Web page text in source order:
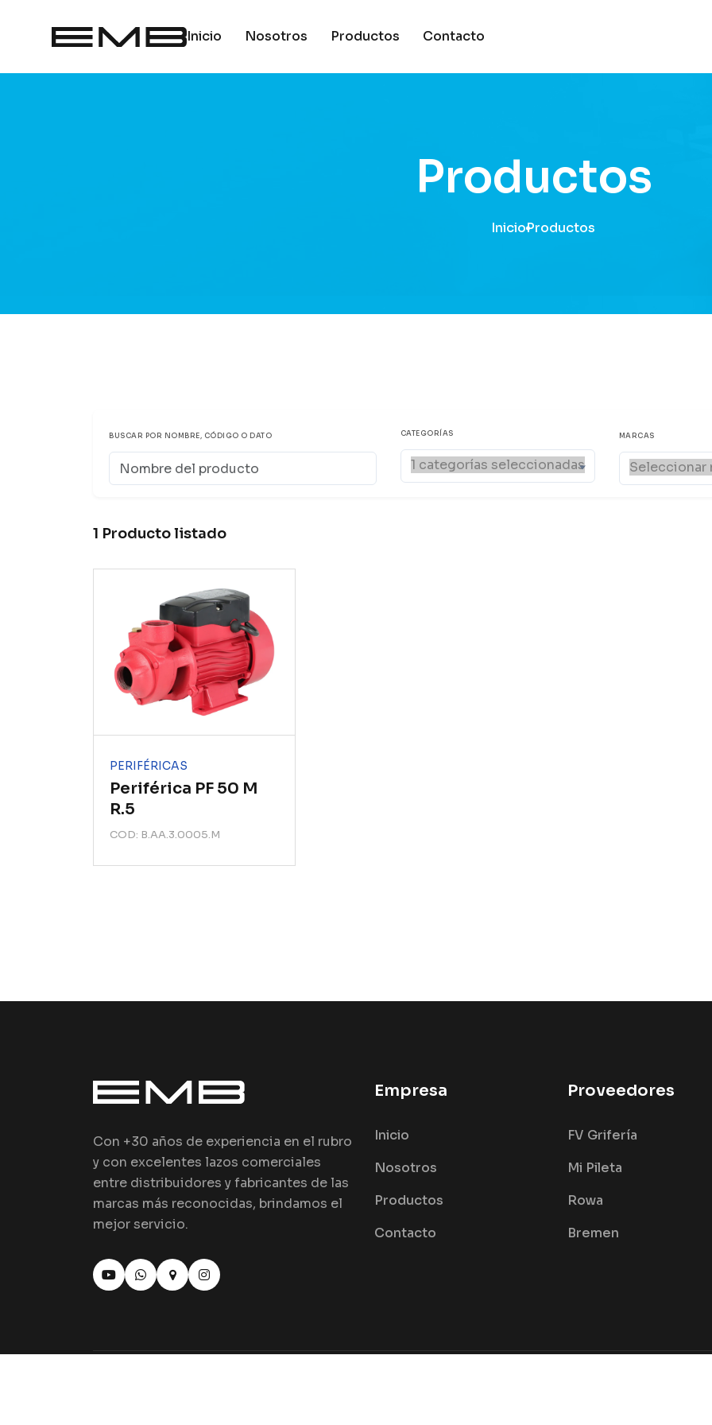
Inicio Nosotros Productos Contacto
Productos
InicioProductos
BUSCAR POR NOMBRE, CÓDIGO O DATO CATEGORÍAS MARCAS
1 Producto listado
PERIFÉRICAS
Periférica PF 50 M
R.5
COD: B.AA.3.0005.M
Con +30 años de experiencia en el rubro
y con excelentes lazos comerciales
entre distribuidores y fabricantes de las
marcas más reconocidas, brindamos el
mejor servicio.
Empresa
Inicio
Nosotros
Productos
Contacto
Proveedores
FV Grifería
Mi Pileta
Rowa
Bremen